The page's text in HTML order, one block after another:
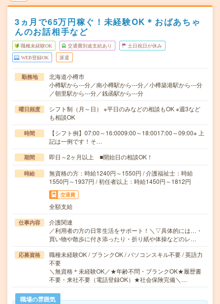
3ヵ月で65万円稼ぐ！未経験OK＊おばあちゃ
んのお話相手など
職種未経験OK 交通費別途支給あり 土日祝日が休み
WEB登録OK 派遣
勤務地
北海道小樽市
小樽駅から---分／南小樽駅から---分／小樽築港駅から---分
／朝里駅から---分／銭函駅から---分
曜日頻度
シフト制（月～日） ※平日のみなどの相談もOK ※週3など
も相談OK
時間
【シフト例】07:00～16:0009:00～18:0017:00～09:00※ 上
記は一例です！そ…
期間 即日～2ヶ月以上 ■開始日の相談OK！
時給
無資格の方：時給1240円～1550円 / 介護福祉士：時給
1550円～1937円 / 初任者以上：時給1450円～1812円
交通費
全額支給
仕事内容
介護関連
／利用者の方の日常生活をサポート！＼▽具体的には…・
買い物や散歩に付き添ったり・折り紙や体操などのレ…
応募資格
職種未経験OK / ブランクOK / パソコンスキル不要 / 英語力
不要
＼無資格＊未経験OK／★年齢不問・ブランクOK★履歴書
不要・来社不要（電話登録OK）★社会保険完備＼…
職場の雰囲気